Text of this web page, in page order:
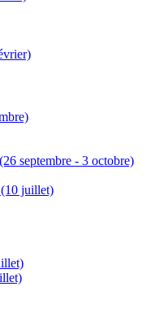
septembre - 3 octobre)
(10 juillet)